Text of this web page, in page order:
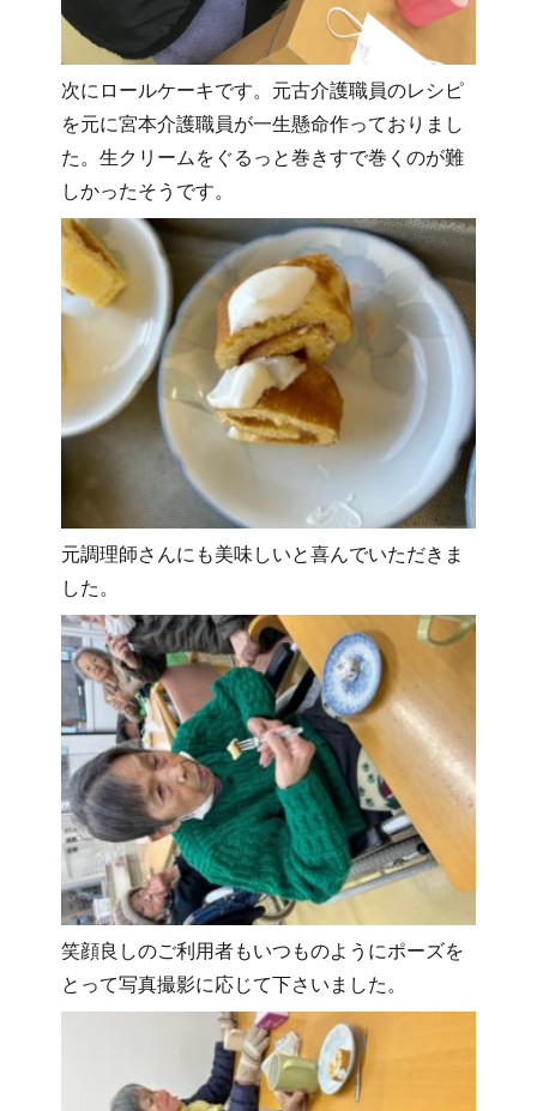
次にロールケーキです。元古介護職員のレシピ
を元に宮本介護職員が一生懸命作っておりまし
た。生クリームをぐるっと巻きすで巻くのが難
しかったそうです。
元調理師さんにも美味しいと喜んでいただきま
した。
笑顔良しのご利用者もいつものようにポーズを
とって写真撮影に応じて下さいました。